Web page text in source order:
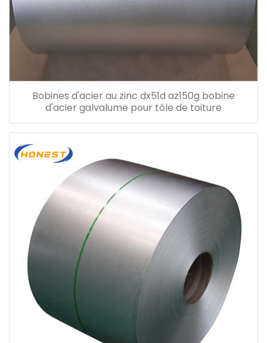
Bobines d'acier au zinc dx51d az150g bobine
d'acier galvalume pour tôle de toiture